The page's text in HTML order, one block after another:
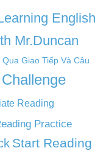
English
Mr.Duncan
Giao Tiếp Và Câu
Reading
Practice
Start Reading